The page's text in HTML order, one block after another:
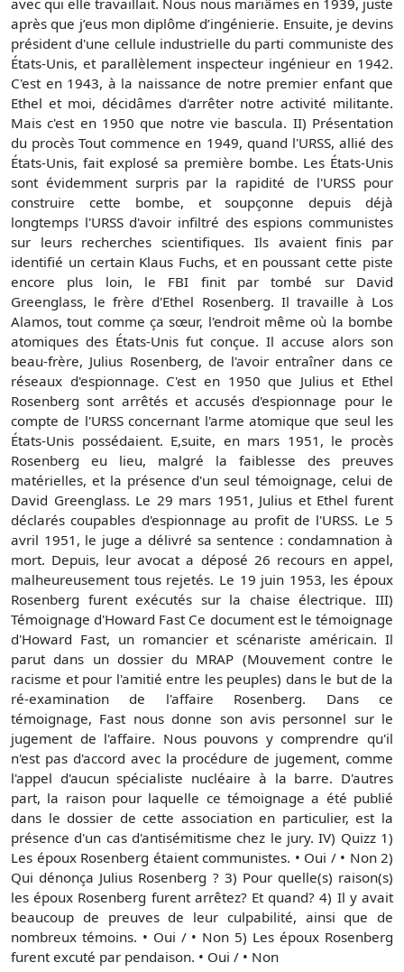
avec qui elle travaillait. Nous nous mariâmes en 1939, juste
après que j’eus mon diplôme d’ingénierie. Ensuite, je devins
président d'une cellule industrielle du parti communiste des
États-Unis, et parallèlement inspecteur ingénieur en 1942.
C'est en 1943, à la naissance de notre premier enfant que
Ethel et moi, décidâmes d'arrêter notre activité militante.
Mais c'est en 1950 que notre vie bascula. II) Présentation
du procès Tout commence en 1949, quand l'URSS, allié des
États-Unis, fait explosé sa première bombe. Les États-Unis
sont évidemment surpris par la rapidité de l'URSS pour
construire cette bombe, et soupçonne depuis déjà
longtemps l'URSS d'avoir infiltré des espions communistes
sur leurs recherches scientifiques. Ils avaient finis par
identifié un certain Klaus Fuchs, et en poussant cette piste
encore plus loin, le FBI finit par tombé sur David
Greenglass, le frère d'Ethel Rosenberg. Il travaille à Los
Alamos, tout comme ça sœur, l'endroit même où la bombe
atomiques des États-Unis fut conçue. Il accuse alors son
beau-frère, Julius Rosenberg, de l'avoir entraîner dans ce
réseaux d'espionnage. C'est en 1950 que Julius et Ethel
Rosenberg sont arrêtés et accusés d'espionnage pour le
compte de l'URSS concernant l'arme atomique que seul les
États-Unis possédaient. E,suite, en mars 1951, le procès
Rosenberg eu lieu, malgré la faiblesse des preuves
matérielles, et la présence d'un seul témoignage, celui de
David Greenglass. Le 29 mars 1951, Julius et Ethel furent
déclarés coupables d'espionnage au profit de l'URSS. Le 5
avril 1951, le juge a délivré sa sentence : condamnation à
mort. Depuis, leur avocat a déposé 26 recours en appel,
malheureusement tous rejetés. Le 19 juin 1953, les époux
Rosenberg furent exécutés sur la chaise électrique. III)
Témoignage d'Howard Fast Ce document est le témoignage
d'Howard Fast, un romancier et scénariste américain. Il
parut dans un dossier du MRAP (Mouvement contre le
racisme et pour l'amitié entre les peuples) dans le but de la
ré-examination de l'affaire Rosenberg. Dans ce
témoignage, Fast nous donne son avis personnel sur le
jugement de l'affaire. Nous pouvons y comprendre qu'il
n'est pas d'accord avec la procédure de jugement, comme
l'appel d'aucun spécialiste nucléaire à la barre. D'autres
part, la raison pour laquelle ce témoignage a été publié
dans le dossier de cette association en particulier, est la
présence d'un cas d'antisémitisme chez le jury. IV) Quizz 1)
Les époux Rosenberg étaient communistes. • Oui / • Non 2)
Qui dénonça Julius Rosenberg ? 3) Pour quelle(s) raison(s)
les époux Rosenberg furent arrêtez? Et quand? 4) Il y avait
beaucoup de preuves de leur culpabilité, ainsi que de
nombreux témoins. • Oui / • Non 5) Les époux Rosenberg
furent excuté par pendaison. • Oui / • Non